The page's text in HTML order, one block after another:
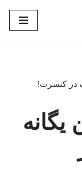
در کنسرت!